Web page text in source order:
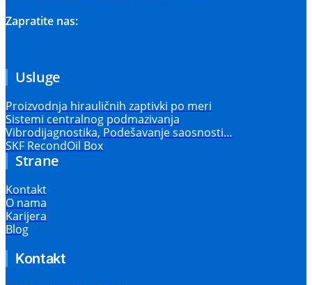
Zapratite nas:
Usluge
Proizvodnja hirauličnih zaptivki po meri
Sistemi centralnog podmazivanja
Vibrodijagnostika, Podešavanje saosnosti…
SKF RecondOil Box
Strane
Kontakt
O nama
Karijera
Blog
Kontakt